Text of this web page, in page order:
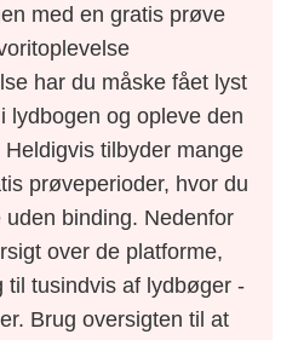
med en gratis prøve
har du måske fået lyst
lydbogen og opleve den
tilbyder mange
prøveperioder, hvor du
binding. Nedenfor
over de platforme,
til tusindvis af lydbøger -
Brug oversigten til at